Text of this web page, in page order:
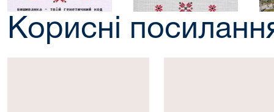
Корисні